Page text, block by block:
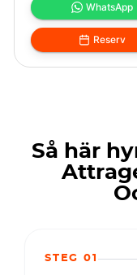
WhatsApp
Reserv
Så här
STEG 01